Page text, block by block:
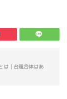
は｜台風合体はあ